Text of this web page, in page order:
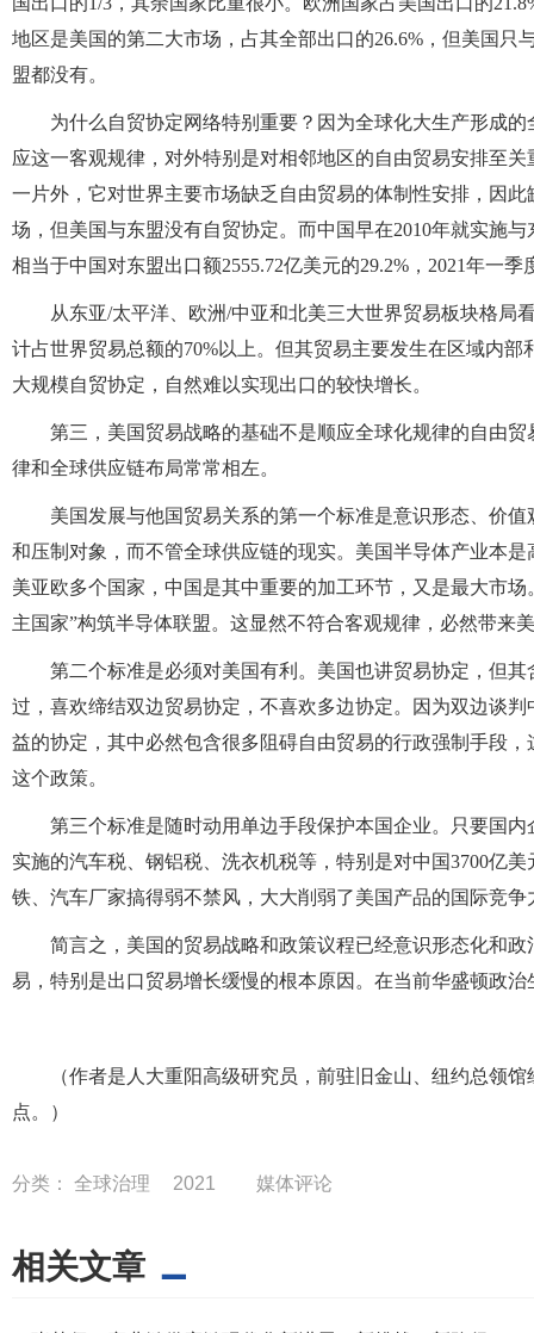
地区是美国的第二大市场，占其全部出口的26.6%，但美国
盟都没有。
为什么自贸协定网络特别重要？因为全球化大生产形成
应这一客观规律，对外特别是对相邻地区的自由贸易安排至
一片外，它对世界主要市场缺乏自由贸易的体制性安排，因
场，但美国与东盟没有自贸协定。而中国早在2010年就实施
相当于中国对东盟出口额2555.72亿美元的29.2%，2021年一季
从东亚/太平洋、欧洲/中亚和北美三大世界贸易板块格局
计占世界贸易总额的70%以上。但其贸易主要发生在区域内
大规模自贸协定，自然难以实现出口的较快增长。
第三，美国贸易战略的基础不是顺应全球化规律的自由
律和全球供应链布局常常相左。
美国发展与他国贸易关系的第一个标准是意识形态、价
和压制对象，而不管全球供应链的现实。美国半导体产业本
美亚欧多个国家，中国是其中重要的加工环节，又是最大市
主国家”构筑半导体联盟。这显然不符合客观规律，必然带来
第二个标准是必须对美国有利。美国也讲贸易协定，但
过，喜欢缔结双边贸易协定，不喜欢多边协定。因为双边谈
益的协定，其中必然包含很多阻碍自由贸易的行政强制手段
这个政策。
第三个标准是随时动用单边手段保护本国企业。只要国
实施的汽车税、钢铝税、洗衣机税等，特别是对中国3700亿
铁、汽车厂家搞得弱不禁风，大大削弱了美国产品的国际竞争
简言之，美国的贸易战略和政策议程已经意识形态化和
易，特别是出口贸易增长缓慢的根本原因。在当前华盛顿政
（作者是人大重阳高级研究员，前驻旧金山、纽约总领
点。）
分类： 全球治理 2021 媒体评论
相关文章